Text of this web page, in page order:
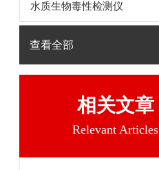
水质生物毒性检测仪
查看全部
相关文章
Relevant Articles